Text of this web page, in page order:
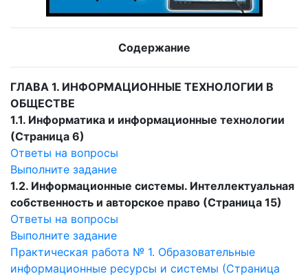
Содержание
ГЛАВА 1. ИНФОРМАЦИОННЫЕ ТЕХНОЛОГИИ В
ОБЩЕСТВЕ
1.1. Информатика и информационные технологии
(Страница 6)
Ответы на вопросы
Выполните задание
1.2. Информационные системы. Интеллектуальная
собственность и авторское право (Страница 15)
Ответы на вопросы
Выполните задание
Практическая работа № 1. Образовательные
информационные ресурсы и системы (Страница